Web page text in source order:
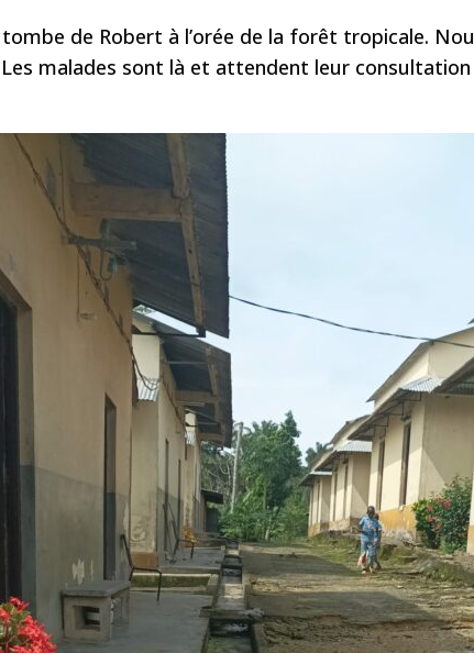
tombe de Robert à l’orée de la forêt tropicale.
malades sont là et attendent leur